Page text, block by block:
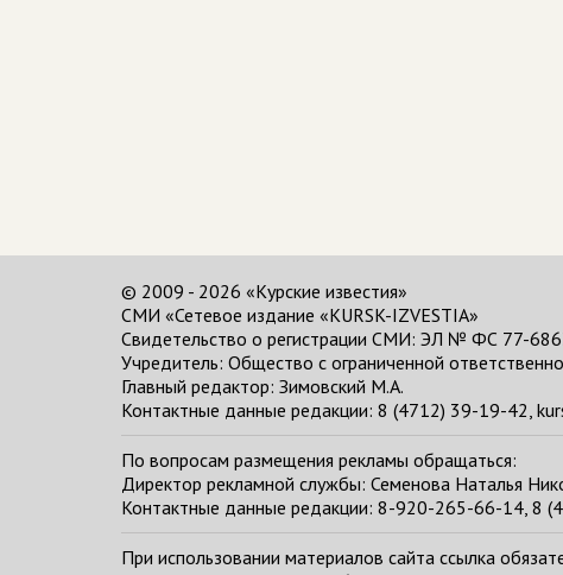
© 2009 - 2026 «Курские известия»
СМИ «Сетевое издание «KURSK-IZVESTIA»
Свидетельство о регистрации СМИ: ЭЛ № ФС 77-
Учредитель: Общество с ограниченной
Главный редактор: Зимовский М.А.
Контактные данные редакции: 8 (4712) 39-19-42,
По вопросам размещения рекламы обращаться:
Директор рекламной службы: Семенова Наталья
Контактные данные редакции: 8-920-265-66-14, 8
При использовании материалов сайта ссылка